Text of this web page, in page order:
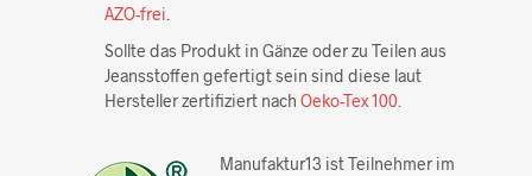
AZO-frei
Sollte das Produkt in Gänze oder zu Teilen aus
Jeansstoffen gefertigt sein sind diese laut
Hersteller zertifiziert nach Oeko-Tex 100.
Manufaktur13 ist Teilnehmer im